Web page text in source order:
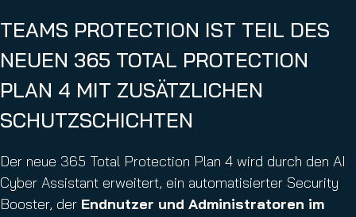
TEAMS PROTECTION IST TEIL DES
NEUEN 365 TOTAL PROTECTION
PLAN 4 MIT ZUSÄTZLICHEN
SCHUTZSCHICHTEN
Der neue 365 Total Protection Plan 4 wird durch den AI
Cyber Assistant erweitert, ein automatisierter Security
Booster, der Endnutzer und Administratoren im